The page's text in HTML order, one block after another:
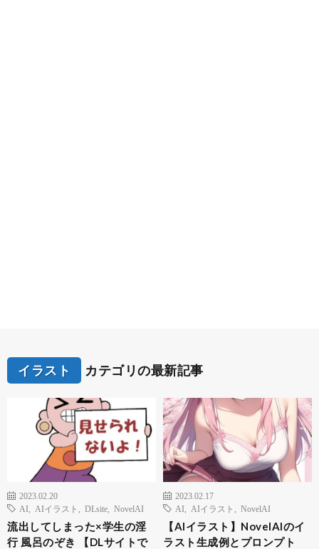
イラスト カテゴリの最新記事
2023.02.20
AI
AIイラスト DLsite NovelAI
流出してしまった×学生の淫
行 風呂のぞき 【DLサイトで
2023.02.17
AI
AIイラスト NovelAI
【AIイラスト】NovelAIのイ
ラスト生成例とプロンプト